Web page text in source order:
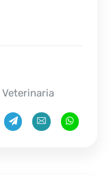
Veterinaria